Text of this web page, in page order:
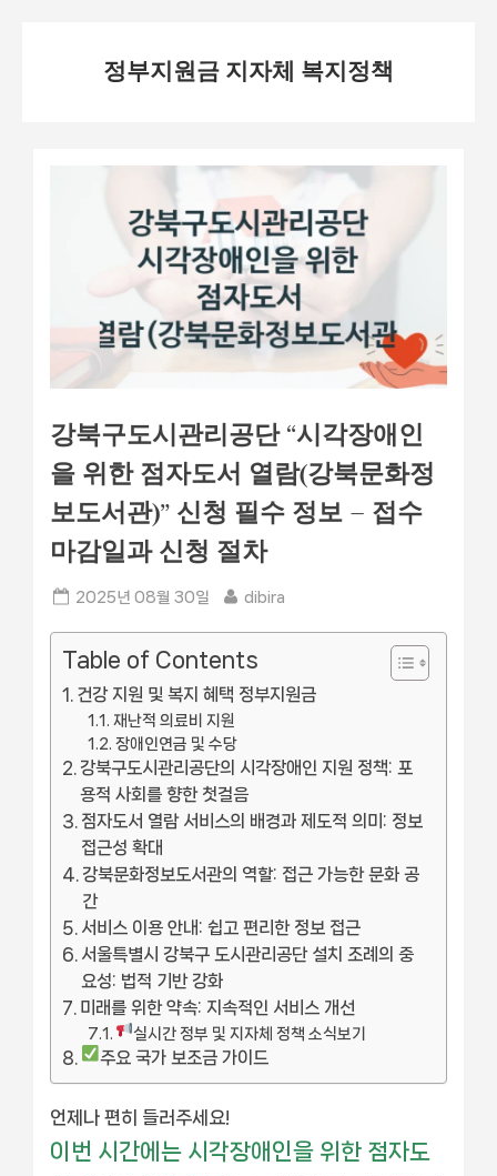
정부지원금 지자체 복지정책
강북구도시관리공단 “시각장애인
을 위한 점자도서 열람(강북문화정
보도서관)” 신청 필수 정보 – 접수
마감일과 신청 절차
Posted
2025년 08월 30일 By
dibira
Table of Contents
건강 지원 및 복지 혜택 정부지원금
재난적 의료비 지원
장애인연금 및 수당
강북구도시관리공단의 시각장애인 지원 정책: 포
용적 사회를 향한 첫걸음
점자도서 열람 서비스의 배경과 제도적 의미: 정보
접근성 확대
강북문화정보도서관의 역할: 접근 가능한 문화 공
간
서비스 이용 안내: 쉽고 편리한 정보 접근
서울특별시 강북구 도시관리공단 설치 조례의 중
요성: 법적 기반 강화
미래를 위한 약속: 지속적인 서비스 개선
실시간 정부 및 지자체 정책 소식보기
주요 국가 보조금 가이드
언제나 편히 들러주세요!
이번 시간에는 시각장애인을 위한 점자도